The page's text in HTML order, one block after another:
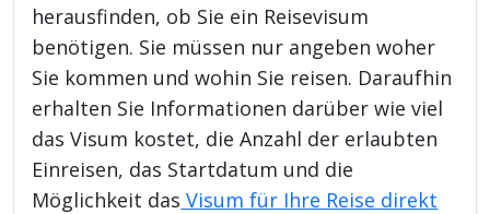
herausfinden, ob Sie ein Reisevisum
benötigen. Sie müssen nur angeben woher
Sie kommen und wohin Sie reisen. Daraufhin
erhalten Sie Informationen darüber wie viel
das Visum kostet, die Anzahl der erlaubten
Einreisen, das Startdatum und die
Möglichkeit das Visum für Ihre Reise direkt